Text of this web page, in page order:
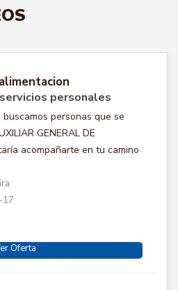
personales
personas que se
GENERAL DE
acompañarte en tu camino
Oferta